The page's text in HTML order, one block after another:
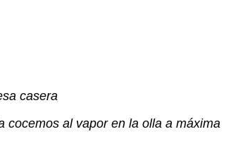
casera
cocemos al vapor en la olla a